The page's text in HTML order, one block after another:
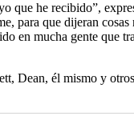
que he recibido”,
para que dijeran
en mucha gente que
Dean, él mismo y